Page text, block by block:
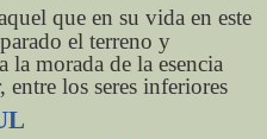
que en su vida en este
el terreno y
la morada de la esencia
los seres inferiores.